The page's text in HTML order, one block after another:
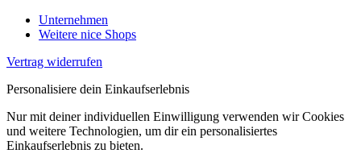
Unternehmen
Weitere nice Shops
Vertrag widerrufen
Personalisiere dein Einkaufserlebnis
Nur mit deiner individuellen Einwilligung verwenden wir Cookies
und weitere Technologien, um dir ein personalisiertes
Einkaufserlebnis zu bieten.